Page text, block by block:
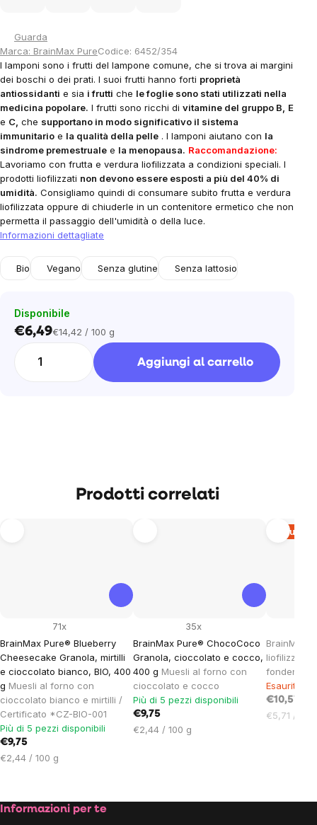
Guarda
Marca: BrainMax PureCodice: 6452/354
I lamponi sono i frutti del lampone comune, che si trova ai margini
dei boschi o dei prati. I suoi frutti hanno forti proprietà
antiossidanti e sia i frutti che le foglie sono stati utilizzati nella
medicina popolare. I frutti sono ricchi di vitamine del gruppo B,
E
e C, che supportano in modo significativo il sistema
immunitario e la qualità della pelle . I lamponi aiutano con la
sindrome premestruale e la menopausa. Raccomandazione:
Lavoriamo con frutta e verdura liofilizzata a condizioni speciali. I
prodotti liofilizzati non devono essere esposti a più del 40% di
umidità. Consigliamo quindi di consumare subito frutta e verdura
liofilizzata oppure di chiuderle in un contenitore ermetico che non
permetta il passaggio dell'umidità o della luce.
Informazioni dettagliate
Bio Vegano Senza glutine Senza lattosio
Disponibile
€6,49Prezzo
€14,42 / 100 g
Aggiungi al carrello
Prodotti correlati
BrainMax Pure® Blueberry
Cheesecake Granola, mirtilli
e cioccolato bianco, BIO, 400
g Muesli al forno con
cioccolato bianco e mirtilli /
Certificato *CZ-BIO-001
71x
Più di 5 pezzi disponibili
€9,75
Prezzo
€2,44 / 100 g
BrainMax Pure® ChocoCoco
Granola, cioccolato e cocco,
400 g Muesli al forno con
cioccolato e cocco
35x
Più di 5 pezzi disponibili
€9,75
Prezzo
€2,44 / 100 g
Esaurito
BrainMax
liofilizzati
fondente,
Esaurito
€10,57
Prezzo
€5,71 / 100
Footer
Informazioni per te